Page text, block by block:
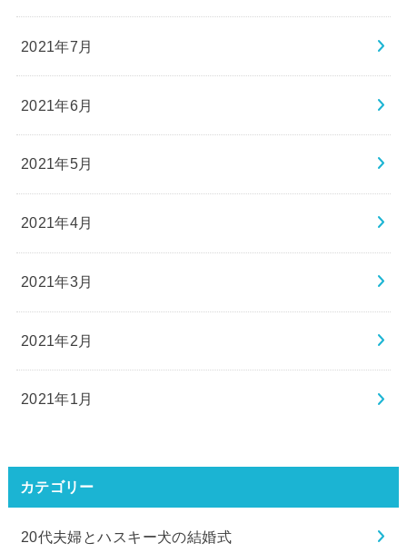
2021年7月
2021年6月
2021年5月
2021年4月
2021年3月
2021年2月
2021年1月
カテゴリー
20代夫婦とハスキー犬の結婚式